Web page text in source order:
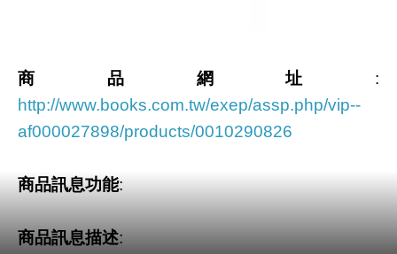
商品網址 :
http://www.books.com.tw/exep/assp.php/vip--
af000027898/products/0010290826
商品訊息功能:
商品訊息描述: